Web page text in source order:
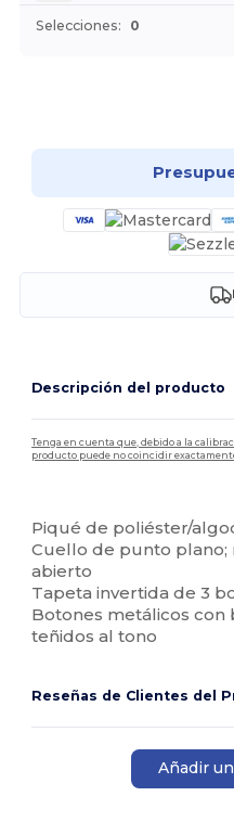
Selecciones: 0
Descripción del producto
Tenga en cuenta que, debido a la
producto puede no coincidir
Piqué de poliéster/
Cuello de punto plano;
abierto
Tapeta invertida de 3
Botones metálicos con
teñidos al tono
Reseñas de Clientes del
Añadir